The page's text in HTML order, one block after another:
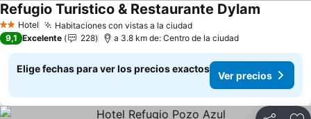
2 Estrellas
Hotel Habitaciones con vistas a la ciudadVer precios
Refugio Turistico & Restaurante Dylam
9,1 Excelente 228 a 3.8 km de: Centro de la ciudad
Elige fechas para ver los precios exactos
Ver precios